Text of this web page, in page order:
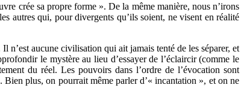
crée sa propre forme ». De la même manière, nous n’irons
autres qui, pour divergents qu’ils soient, ne visent en réalité
n’est aucune civilisation qui ait jamais tenté de les séparer, et
le mystère au lieu d’essayer de l’éclaircir (comme le
du réel. Les pouvoirs dans l’ordre de l’évocation sont
plus, on pourrait même parler d’« incantation », et on ne